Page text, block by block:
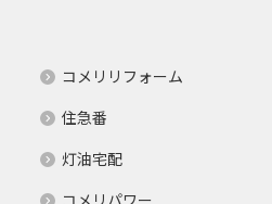
コメリリフォーム
住急番
灯油宅配